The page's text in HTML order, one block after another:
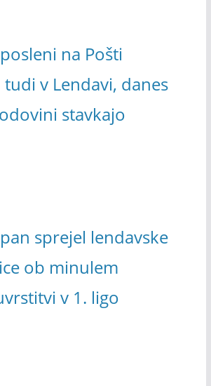
na Pošti
tudi v Lendavi, danes
stavkajo
sprejel lendavske
ob minulem
v 1. ligo